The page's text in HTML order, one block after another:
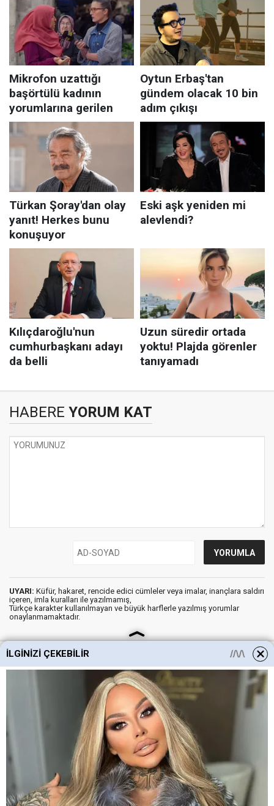
HABERE YORUM KAT
UYARI: Küfür, hakaret, rencide edici cümleler veya imalar, inançlara saldırı
içeren, imla kuralları ile yazılmamış,
Türkçe karakter kullanılmayan ve büyük harflerle yazılmış yorumlar
onaylanmamaktadır.
Gazete İlk Sayfa © 2012
İletişim Gizlilik İlkeleri
Aydınlatma Metni
Kişisel Verilerin Korunması
İLGINIZI ÇEKEBILIR